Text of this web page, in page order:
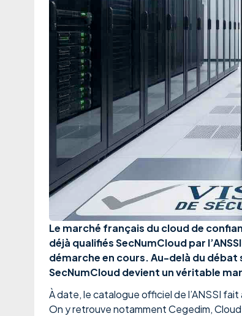
Le marché français du cloud de
déjà qualifiés SecNumCloud par
démarche en cours. Au-delà du
SecNumCloud devient un véritable
À date, le catalogue officiel de l’ANSSI
On y retrouve notamment Cegedim,